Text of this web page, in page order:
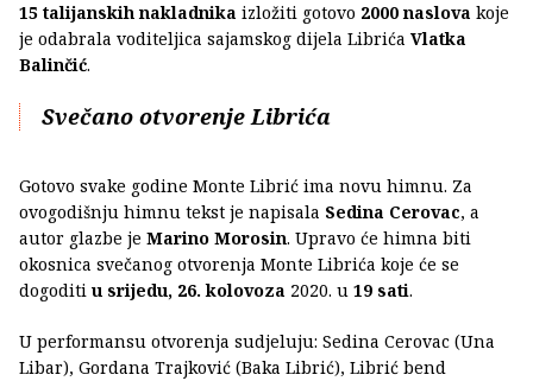
15 talijanskih nakladnika izložiti gotovo 2000 naslova koje
je odabrala voditeljica sajamskog dijela Librića Vlatka
Balinčić.
Svečano otvorenje Librića
Gotovo svake godine Monte Librić ima novu himnu. Za
ovogodišnju himnu tekst je napisala Sedina Cerovac, a
autor glazbe je Marino Morosin. Upravo će himna biti
okosnica svečanog otvorenja Monte Librića koje će se
dogoditi u srijedu, 26. kolovoza 2020. u 19 sati.
U performansu otvorenja sudjeluju: Sedina Cerovac (Una
Libar), Gordana Trajković (Baka Librić), Librić bend